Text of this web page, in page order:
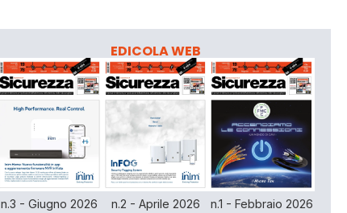
EDICOLA WEB
n.3 - Giugno 2026 n.2 - Aprile 2026 n.1 - Febbraio 2026